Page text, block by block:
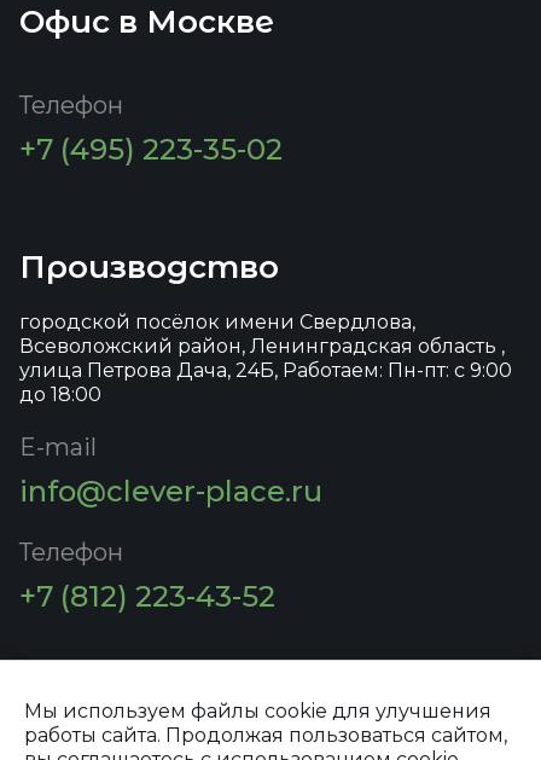
Офис в Москве
Телефон
+7 (495) 223-35-02
Производство
городской посёлок имени Свердлова,
Всеволожский район, Ленинградская область ,
улица Петрова Дача, 24Б, Работаем: Пн-пт: с 9:00
до 18:00
E-mail
info@clever-place.ru
Телефон
+7 (812) 223-43-52
Политика конфиденциальности
Мы используем файлы cookie для улучшения
работы сайта. Продолжая пользоваться сайтом,